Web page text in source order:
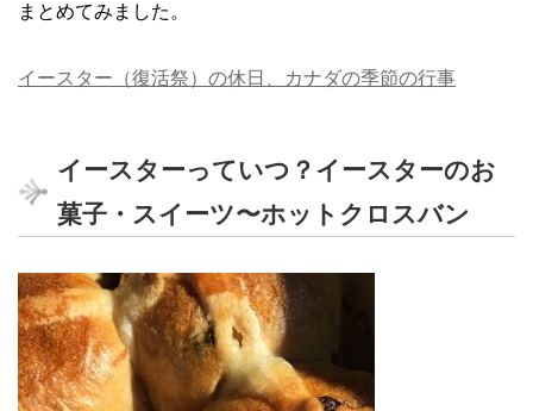
まとめてみました。
イースター（復活祭）の休日、カナダの季節の行事
イースターっていつ？イースターのお
菓子・スイーツ〜ホットクロスバン